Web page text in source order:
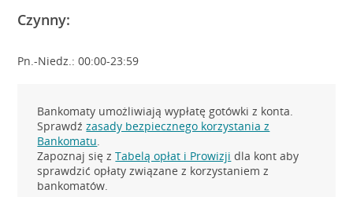
Czynny:
Pn.-Niedz.: 00:00-23:59
Bankomaty umożliwiają wypłatę gotówki z konta.
Sprawdźzasady bezpiecznego korzystania z
Bankomatu.
Zapoznaj się zTabelą opłat i Prowizji dla kont aby
sprawdzić opłaty związane z korzystaniem z
bankomatów.